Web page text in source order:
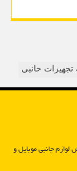
حانبی
لوازم جانبی موبایل و